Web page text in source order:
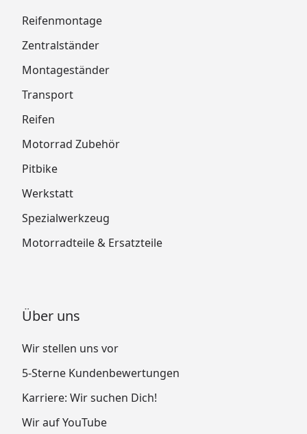
Reifenmontage
Zentralständer
Montageständer
Transport
Reifen
Motorrad Zubehör
Pitbike
Werkstatt
Spezialwerkzeug
Motorradteile & Ersatzteile
Über uns
Wir stellen uns vor
5-Sterne Kundenbewertungen
Karriere: Wir suchen Dich!
Wir auf YouTube